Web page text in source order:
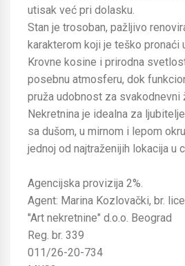
utisak već pri dolasku.
Stan je trosoban, pažljivo
karakterom koji je teško pronaći
Krovne kosine i prirodna
posebnu atmosferu, dok
pruža udobnost za svakodnevni
Nekretnina je idealna za
sa dušom, u mirnom i lepom
jednoj od najtraženijih lokacija u
Agencijska provizija 2%.
Agent: Marina Kozlovački, br.
"Art nekretnine" d.o.o. Beograd
Reg. br. 339
011/26-20-734